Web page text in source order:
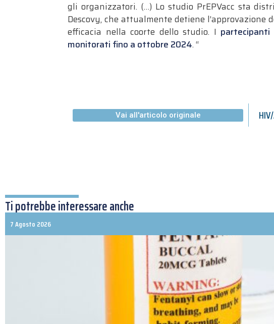
gli organizzatori. (…) Lo studio PrEPVacc sta
Descovy, che attualmente detiene
efficacia nella coorte dello studio. I
monitorati fino a ottobre 2024. “
Vai all'articolo originale
Ti potrebbe interessare anche
7 Agosto 2026